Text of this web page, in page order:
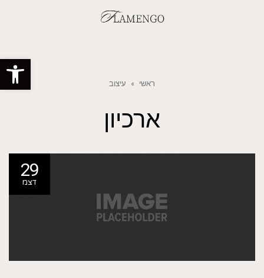
פתח
ראשי » עיצוב
ארכיון
29
דצמ